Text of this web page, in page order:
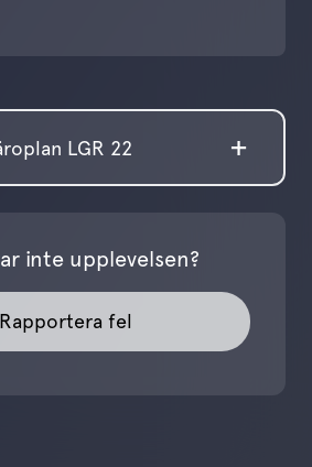
LGR 22
inte upplevelsen?
Rapportera fel